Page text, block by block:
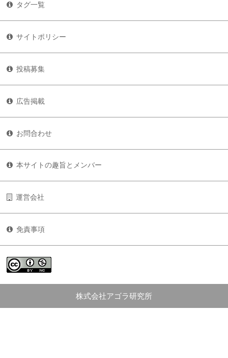
タグ一覧
サイトポリシー
投稿募集
広告掲載
お問合わせ
本サイトの趣旨とメンバー
運営会社
免責事項
株式会社アゴラ研究所